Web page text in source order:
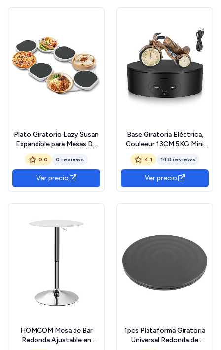
Plato Giratorio Lazy Susan
Expandible para Mesas De
Comedor Rectangulares Y
Rectangulares, Comidas
Familiares,con Riel
Desmontable Y Bandeja
Giratoria De 360 Grados.
0.0 0 reviews
Ver precio
Base Giratoria Eléctrica,
Couleeur 13CM 5KG Mini
Giratoria Eléctrica para
Fotografía de 360 Grados
Alimentado por USB
Plataforma Rotatoria para
Fotografía Mostrar
4.1 148 reviews
Ver precio
HOMCOM Mesa de Bar
Redonda Ajustable en
1pcs Plataforma Giratoria
Universal Redonda de